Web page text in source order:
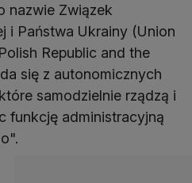
nazwie Związek
i Państwa Ukrainy (Union
Republic and the
się z autonomicznych
samodzielnie rządzą i
funkcję administracyjną